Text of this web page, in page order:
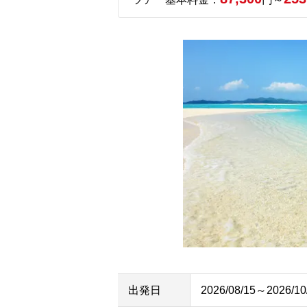
出発日 2026/08/15～2026/